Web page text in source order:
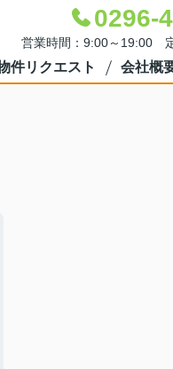
0296-
営業時間：9:00～19:00
件リクエスト 会社概